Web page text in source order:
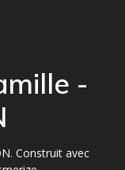
-
Construit avec